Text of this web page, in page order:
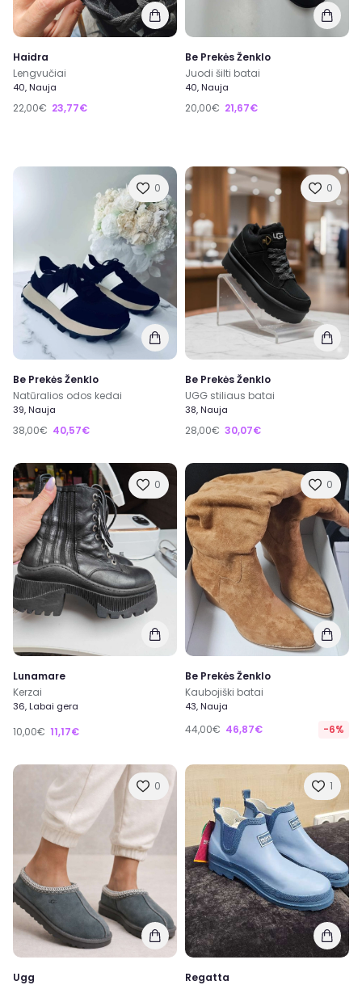
Haidra
Lengvučiai
40, Nauja
22,00€ 23,77€
Be Prekės Ženklo
Juodi šilti batai
40, Nauja
20,00€ 21,67€
0
Be Prekės Ženklo
Natūralios odos kedai
39, Nauja
38,00€ 40,57€
0
Be Prekės Ženklo
UGG stiliaus batai
38, Nauja
28,00€ 30,07€
0
Lunamare
Kerzai
36, Labai gera
10,00€ 11,17€
0
Be Prekės Ženklo
Kaubojiški batai
43, Nauja
44,00€ 46,87€ -6%
0
Ugg
1
Regatta